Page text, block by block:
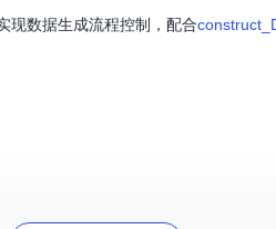
现数据生成流程控制，配合